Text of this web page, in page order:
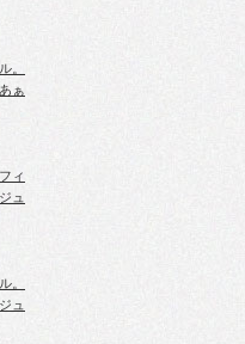
。
ぁ
ィ
ュ
。
ュ